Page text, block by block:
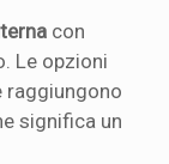
con
Le opzioni
raggiungono
significa un